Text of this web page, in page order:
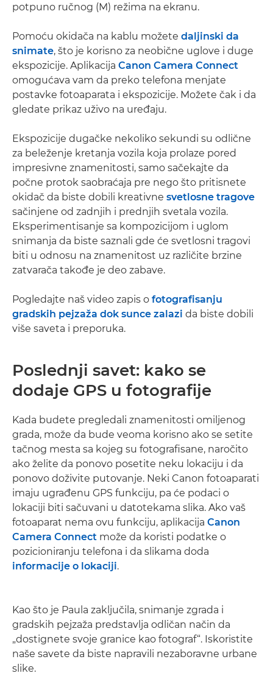
potpuno ručnog (M) režima na ekranu.
Pomoću okidača na kablu možete daljinski da
snimate, što je korisno za neobične uglove i duge
ekspozicije. Aplikacija Canon Camera Connect
omogućava vam da preko telefona menjate
postavke fotoaparata i ekspozicije. Možete čak i da
gledate prikaz uživo na uređaju.
Ekspozicije dugačke nekoliko sekundi su odlične
za beleženje kretanja vozila koja prolaze pored
impresivne znamenitosti, samo sačekajte da
počne protok saobraćaja pre nego što pritisnete
okidač da biste dobili kreativne svetlosne tragove
sačinjene od zadnjih i prednjih svetala vozila.
Eksperimentisanje sa kompozicijom i uglom
snimanja da biste saznali gde će svetlosni tragovi
biti u odnosu na znamenitost uz različite brzine
zatvarača takođe je deo zabave.
Pogledajte naš video zapis o fotografisanju
gradskih pejzaža dok sunce zalazi da biste dobili
više saveta i preporuka.
Poslednji savet: kako se
dodaje GPS u fotografije
Kada budete pregledali znamenitosti omiljenog
grada, može da bude veoma korisno ako se setite
tačnog mesta sa kojeg su fotografisane, naročito
ako želite da ponovo posetite neku lokaciju i da
ponovo doživite putovanje. Neki Canon fotoaparati
imaju ugrađenu GPS funkciju, pa će podaci o
lokaciji biti sačuvani u datotekama slika. Ako vaš
fotoaparat nema ovu funkciju, aplikacija Canon
Camera Connect može da koristi podatke o
pozicioniranju telefona i da slikama doda
informacije o lokaciji.
Kao što je Paula zaključila, snimanje zgrada i
gradskih pejzaža predstavlja odličan način da
„dostignete svoje granice kao fotograf“. Iskoristite
naše savete da biste napravili nezaboravne urbane
slike.